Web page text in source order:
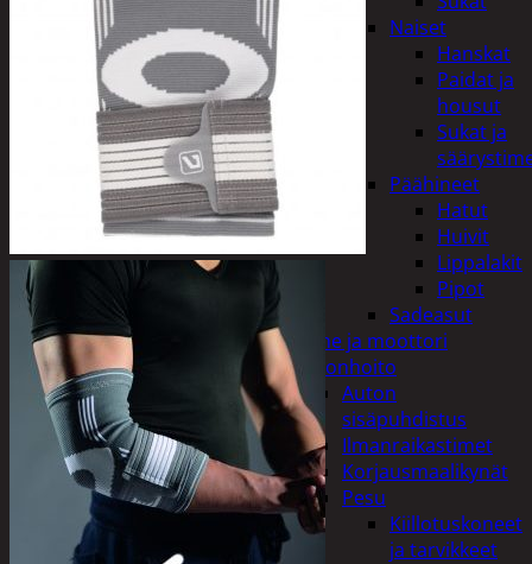
Naiset
Hanskat
Paidat ja
housut
Sukat ja
Päähineet
Hatut
Huivit
Lippalakit
Pipot
Sadeasut
Auto, vene ja moottori
Autonhoito
Auton
sisäpuhdistus
Ilmanraikastimet
Korjausmaalikynät
Pesu
Kiillotuskoneet
ja tarvikkeet